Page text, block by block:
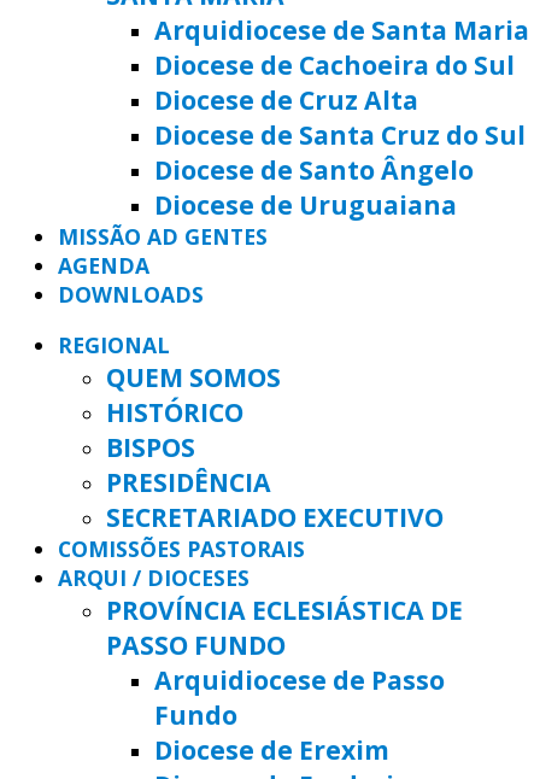
Arquidiocese de Santa Maria
Diocese de Cachoeira do Sul
Diocese de Cruz Alta
Diocese de Santa Cruz do Sul
Diocese de Santo Ângelo
Diocese de Uruguaiana
MISSÃO AD GENTES
AGENDA
DOWNLOADS
REGIONAL
QUEM SOMOS
HISTÓRICO
BISPOS
PRESIDÊNCIA
SECRETARIADO EXECUTIVO
COMISSÕES PASTORAIS
ARQUI / DIOCESES
PROVÍNCIA ECLESIÁSTICA DE
PASSO FUNDO
Arquidiocese de Passo
Fundo
Diocese de Erexim